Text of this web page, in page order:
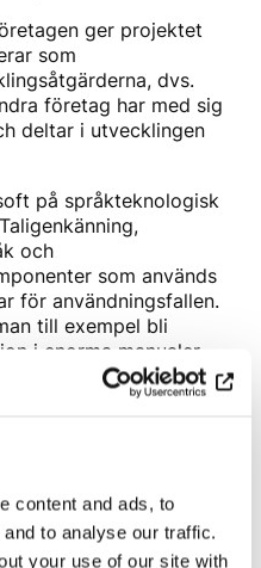
content and ads, to
to analyse our traffic.
your use of our site with
ger projektet
som
dvs.
företag har med sig
deltar i utvecklingen
på språkteknologisk
och
som används
för användningsfallen.
till exempel bli
i enorma manualer
som det är
i. AI-baserade
också intensivt inom
Oy deltar i